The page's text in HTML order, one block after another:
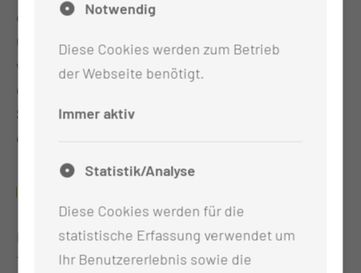
erkennbar gemacht wird und so während der
Operation geschützt werden kann. Die Eingriffe
werden unter Vergrößerung durch ein Mikroskop
oder Vergrößerungsbrille durchgeführt.ie gesamte
Speicheldrüse über einen Schnitt von außen
entfernt werden.
Bei Bedarf der Fadenentfernung wird nach 7 bis 10
Tagen ein Termin Besprechung des Befundes und
Notwendig
Diese Cookies werden zum Betrieb
der Webseite benötigt.
Immer aktiv
Statistik/Analyse
Diese Cookies werden für die
statistische Erfassung verwendet um
Ihr Benutzererlebnis sowie die